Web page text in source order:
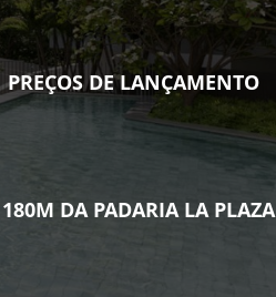
PREÇOS DE LANÇAMENTO
180M DA PADARIA LA PLAZA